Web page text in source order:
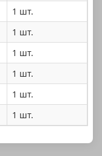
1 шт.
1 шт.
1 шт.
1 шт.
1 шт.
1 шт.